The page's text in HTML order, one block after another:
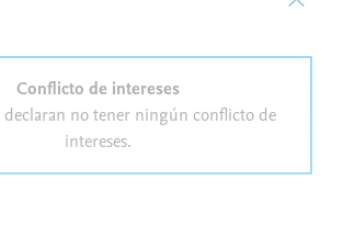
Conflicto de intereses
declaran no tener ningún conflicto de
intereses.